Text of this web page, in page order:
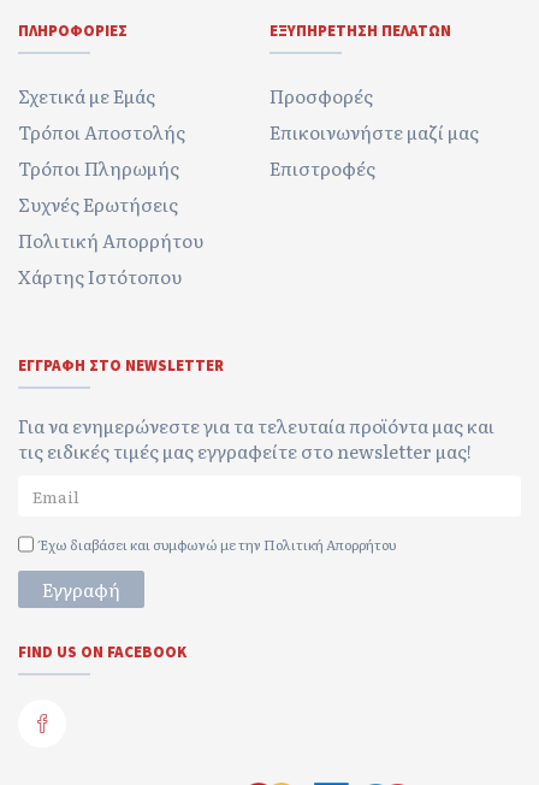
ΠΛΗΡΟΦΟΡΊΕΣ
Σχετικά με Εμάς
Τρόποι Αποστολής
Τρόποι Πληρωμής
Συχνές Ερωτήσεις
Πολιτική Απορρήτου
Χάρτης Ιστότοπου
ΕΞΥΠΗΡΈΤΗΣΗ ΠΕΛΑΤΏΝ
Προσφορές
Επικοινωνήστε μαζί μας
Επιστροφές
ΕΓΓΡΑΦΉ ΣΤΟ NEWSLETTER
Για να ενημερώνεστε για τα τελευταία προϊόντα μας και
τις ειδικές τιμές μας εγγραφείτε στο newsletter μας!
Έχω διαβάσει και συμφωνώ με την Πολιτική Απορρήτου
Εγγραφή
FIND US ON FACEBOOK